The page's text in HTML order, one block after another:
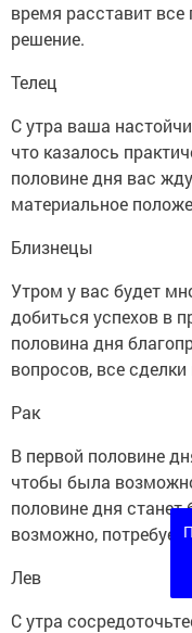
время расставит
решение.
Телец
С утра ваша
что казалось
половине дня вас
материальное
Близнецы
Утром у вас будет
добиться успехов в
половина дня
вопросов, все
Рак
В первой половине
чтобы была
половине дня
возможно,
Лев
С утра